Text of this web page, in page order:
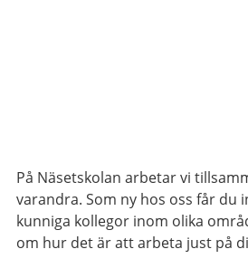
På Näsetskolan arbetar vi
varandra. Som ny hos oss får du
kunniga kollegor inom olika
om hur det är att arbeta just på